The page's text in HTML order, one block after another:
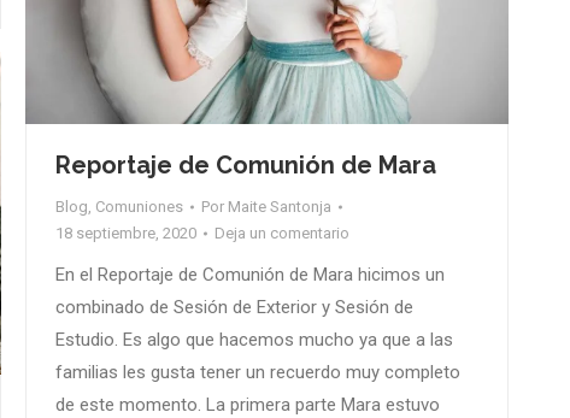
Reportaje de Comunión de Mara
Blog Comuniones Por Maite Santonja
18 septiembre, 2020
Deja un comentario
En el Reportaje de Comunión de Mara hicimos un
combinado de Sesión de Exterior y Sesión de
Estudio. Es algo que hacemos mucho ya que a las
familias les gusta tener un recuerdo muy completo
de este momento. La primera parte Mara estuvo